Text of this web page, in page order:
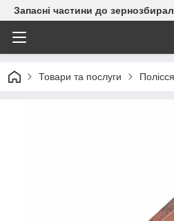
Запасні частини до
Товари та послуги